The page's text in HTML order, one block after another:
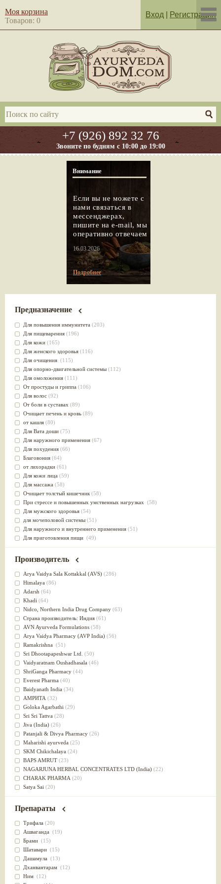
+7 (926) 892 32 76
Звоните по будням с 10:00 до 19:00
Моя корзина
Товаров: 0
Вход Регистрация
Внимание
Если вы не можете с
нами связаться в
мессенджерах,
пишите на e-mail, мы
оперативно отвечаем
16.03.2026
Подробнее
Предназначение
Для повышения иммунитета (203)
Для пищеварения (196)
Для кожи (165)
Для женского здоровья (116)
Для очищения (115)
Для опорно-двигательной системы (112)
Для омоложения (111)
От простуды и гриппа (106)
Для волос (92)
От боли в суставах (89)
Очищает печень и кровь (89)
от кашля (80)
Для Вата доши (75)
Для наружного применения (67)
Для похудения (66)
Благовония (64)
от лихорадки (61)
Для кожи лица (59)
Для массажа (58)
Очищает толстый кишечник (58)
При стрессе и повышенных умственных нагрузках (58)
Для мужского здоровья (54)
для мочеполовой системы (51)
Для наружного и внутреннего применения (51)
Для приготовления пищи (49)
от инфекций мочеполовой системы(49)
для суставов
Лечит опухоли и отеки(46)
Для медитации
выводит токсины
Для здоровья печени
Для тела(39)
для очищения крови(38)
При диабете(38)
Антиоксидант(37)
Для Капха(Кафа) доши
От паразитов(37)
При расстройстве желудка (36)
Успокоительное(36)
Для глаз(34)
от геморроя(34)
Противовоспалительное
Для Питта доши(32)
Для сердца(32)
Для сосудов головного мозга
Для полости рта(32)
Дефицит железа(31)
Для лица(31)
Употребление в пищу
Ароматерапия(29)
Жаропонижающее(29)
для памяти(28)
для почек(28)
Слабительное (28)
Афродизиак(27)
Напитки(27)
Для йоги (27)
Для потенции(26)
Для душа(25)
для концентрации внимания
при нарушении эрекции
Производитель
Arya Vaidya Sala Kottakkal (AVS) (286)
Himalaya (86)
Adarsh (64)
Khadi (64)
Nidсo, Northern India Drug Company (63)
Страна производитель: Индия (61)
AVN Ayurveda Formulations (58)
Arya Vaidya Pharmacy (AVP India) (56)
Ramakrishna (51)
Sri Dhootapapeshwar Ltd. (50)
Vaidyaratnam Oushadhasala (46)
ShriGanga Pharmacy (44)
Everest Pharma (40)
Baidyanath India (34)
АМРИТА (32)
Goloka Agarbathi (29)
Sri Sri Tattva (28)
Jiva (India) (26)
Patanjali & Divya Pharmacy (26)
Maharishi ayurveda (25)
SKM Chikichalaya (24)
BAPS AMRUT (23)
NAGARJUNA HERBAL CONCENTRATES LTD (India) (22)
CHARAK PHARMA (20)
Satya Sai (20)
Vyas(20)
Kerala Ayurveda
(19)
Organic India pvt ltd
Lalita(16)
Ashtang Herbals
Alarsin(14)
Vasu Health care
Baraka(13)
Dabur India Ltd
Препараты
Трифала (20)
Ашваганда (19)
Брами (15)
Шатавари (15)
Дашамула (13)
Дханвантарам (12)
Ним (12)